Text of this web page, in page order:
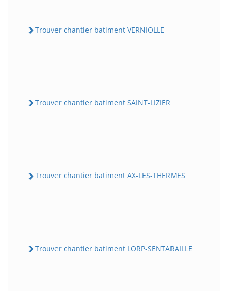
Trouver chantier batiment VERNIOLLE
Trouver chantier batiment SAINT-LIZIER
Trouver chantier batiment AX-LES-THERMES
Trouver chantier batiment LORP-SENTARAILLE